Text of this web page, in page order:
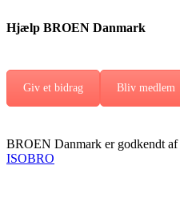
Hjælp BROEN Danmark
Giv et bidrag Bliv medlem
BROEN Danmark er godkendt af
ISOBRO